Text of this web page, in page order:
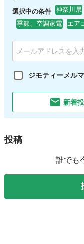
選択中の条件 神奈川県
季節、空調家電
エア
ジモティーメル
新着
投稿
誰でも